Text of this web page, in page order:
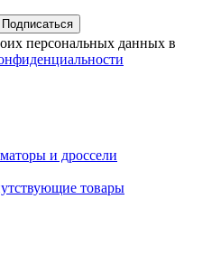
Подписаться
персональных данных в
и дроссели
товары